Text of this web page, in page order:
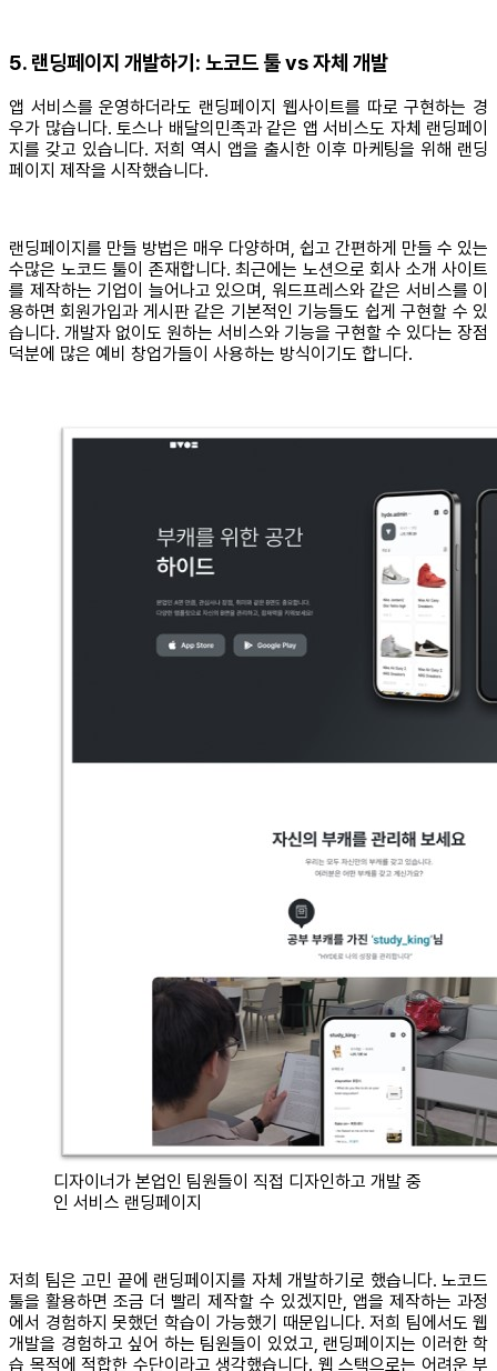
5. 랜딩페이지 개발하기: 노코드 툴 vs 자체 개발
앱 서비스를 운영하더라도 랜딩페이지 웹사이트를 따로 구현하는 경
우가 많습니다. 토스나 배달의민족과 같은 앱 서비스도 자체 랜딩페이
지를 갖고 있습니다. 저희 역시 앱을 출시한 이후 마케팅을 위해 랜딩
페이지 제작을 시작했습니다.
랜딩페이지를 만들 방법은 매우 다양하며, 쉽고 간편하게 만들 수 있는
수많은 노코드 툴이 존재합니다. 최근에는 노션으로 회사 소개 사이트
를 제작하는 기업이 늘어나고 있으며, 워드프레스와 같은 서비스를 이
용하면 회원가입과 게시판 같은 기본적인 기능들도 쉽게 구현할 수 있
습니다. 개발자 없이도 원하는 서비스와 기능을 구현할 수 있다는 장점
덕분에 많은 예비 창업가들이 사용하는 방식이기도 합니다.
디자이너가 본업인 팀원들이 직접 디자인하고 개발 중
인 서비스 랜딩페이지
저희 팀은 고민 끝에 랜딩페이지를 자체 개발하기로 했습니다. 노코드
툴을 활용하면 조금 더 빨리 제작할 수 있겠지만, 앱을 제작하는 과정
에서 경험하지 못했던 학습이 가능했기 때문입니다. 저희 팀에서도 웹
개발을 경험하고 싶어 하는 팀원들이 있었고, 랜딩페이지는 이러한 학
습 목적에 적합한 수단이라고 생각했습니다. 웹 스택으로는 어려운 부